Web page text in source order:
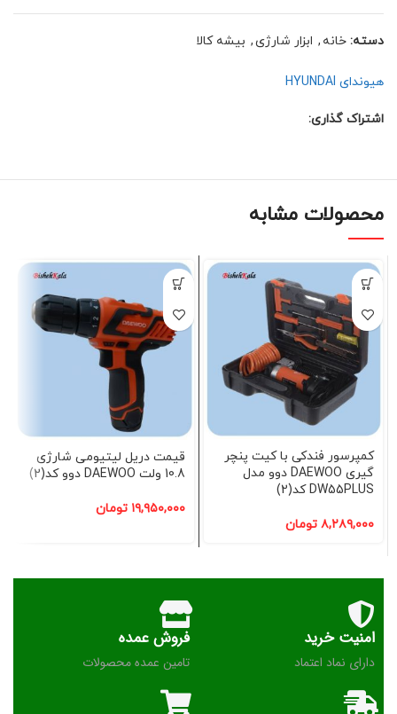
دسته: خانه , ابزار شارژی, بیشه کالا
هیوندای HYUNDAI
اشتراک گذاری:
محصولات مشابه
کمپرسور فندکی با کیت پنچر
گیری DAEWOO دوو مدل
DW55PLUS کد(2)
۸,۲۸۹,۰۰۰ تومان
قیمت دریل لیتیومی شارژی
10.8 ولت DAEWOO دوو کد(2)
۱۹,۹۵۰,۰۰۰ تومان
امنیت خرید
دارای نماد اعتماد
فروش عمده
تامین عمده محصولات